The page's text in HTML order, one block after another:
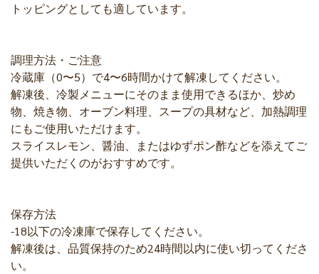
トッピングとしても適しています。
調理方法・ご注意
冷蔵庫（0〜5）で4〜6時間かけて解凍してください。
解凍後、冷製メニューにそのまま使用できるほか、炒め
物、焼き物、オーブン料理、スープの具材など、加熱調理
にもご使用いただけます。
スライスレモン、醤油、またはゆずポン酢などを添えてご
提供いただくのがおすすめです。
保存方法
-18以下の冷凍庫で保存してください。
解凍後は、品質保持のため24時間以内に使い切ってくださ
い。